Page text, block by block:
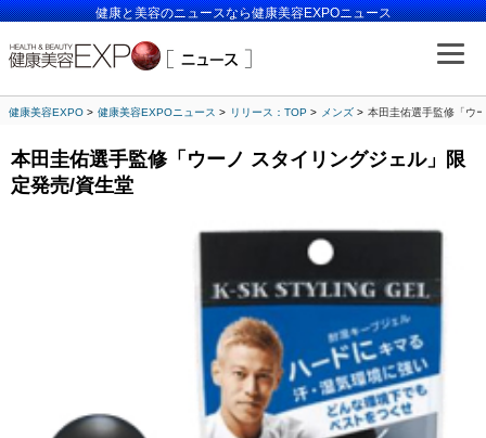
健康と美容のニュースなら健康美容EXPOニュース
健康美容EXPO 健康美容EXPOニュース リリース：TOP メンズ 本田圭佑選手監修「ウ
本田圭佑選手監修「ウーノ スタイリングジェル」限
定発売/資生堂